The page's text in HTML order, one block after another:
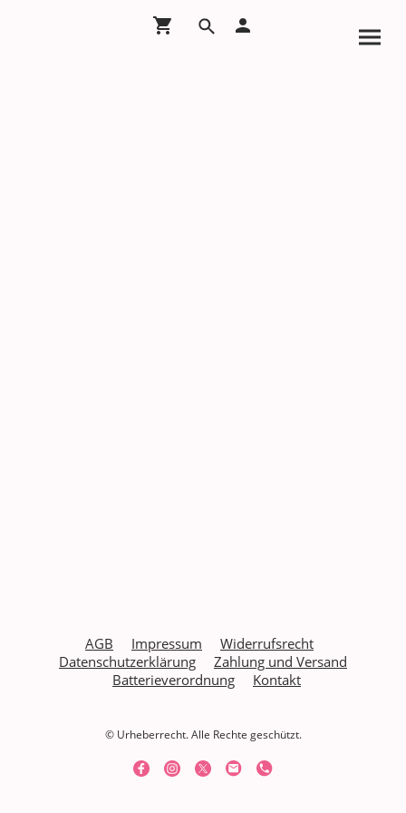
AGB Impressum Widerrufsrecht
Datenschutzerklärung
Zahlung und Versand
Batterieverordnung
Kontakt
© Urheberrecht. Alle Rechte geschützt.